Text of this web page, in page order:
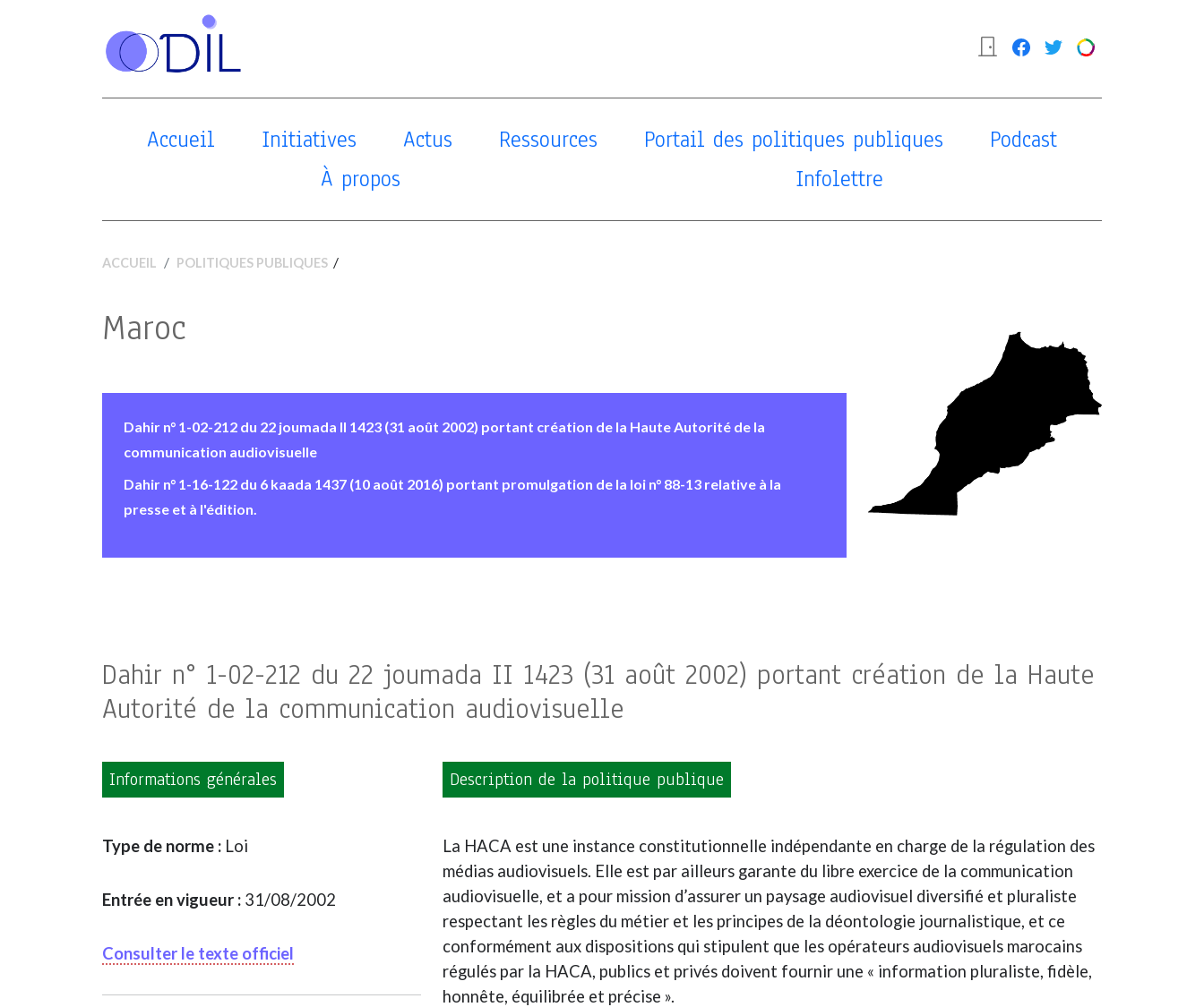
Accueil Initiatives Actus Ressources Portail des politiques publiques
Podcast
À propos
Infolettre
ACCUEIL POLITIQUES PUBLIQUES /
Maroc
Dahir n° 1-02-212 du 22 joumada II 1423 (31 août 2002) portant création de la Haute Autorité de la
communication audiovisuelle
Dahir n° 1-16-122 du 6 kaada 1437 (10 août 2016) portant promulgation de la loi n° 88-13 relative à la
presse et à l'édition.
Dahir n° 1-02-212 du 22 joumada II 1423 (31 août 2002) portant création de la Haute
Autorité de la communication audiovisuelle
Informations générales
Type de norme : Loi
Entrée en vigueur : 31/08/2002
Consulter le texte officiel
Description de la politique publique
La HACA est une instance constitutionnelle indépendante en charge de la régulation des
médias audiovisuels. Elle est par ailleurs garante du libre exercice de la communication
audiovisuelle, et a pour mission d’assurer un paysage audiovisuel diversifié et pluraliste
respectant les règles du métier et les principes de la déontologie journalistique, et ce
conformément aux dispositions qui stipulent que les opérateurs audiovisuels marocains
régulés par la HACA, publics et privés doivent fournir une « information pluraliste, fidèle,
honnête, équilibrée et précise ».